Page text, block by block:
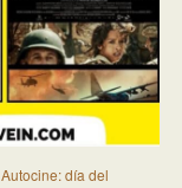
Autocine: día del